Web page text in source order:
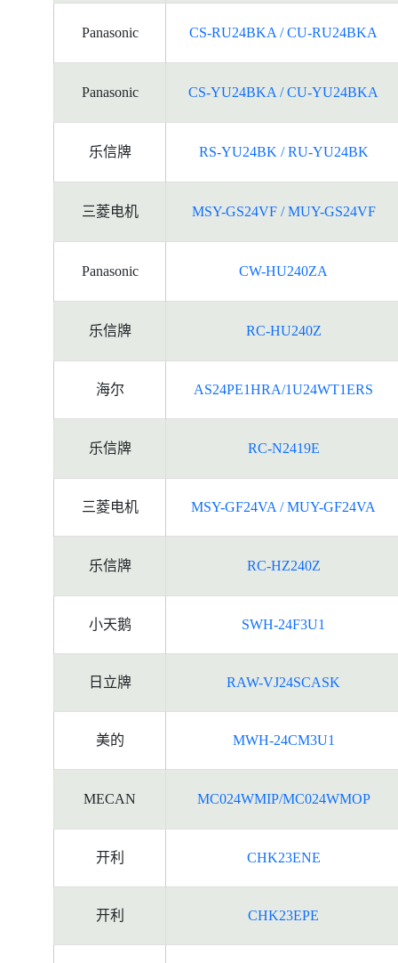
Panasonic CS-RU24BKA / CU-RU24BKA
Panasonic CS-YU24BKA / CU-YU24BKA
乐信牌 RS-YU24BK / RU-YU24BK
三菱电机 MSY-GS24VF / MUY-GS24VF
Panasonic CW-HU240ZA
乐信牌 RC-HU240Z
海尔 AS24PE1HRA/1U24WT1ERS
乐信牌 RC-N2419E
三菱电机 MSY-GF24VA / MUY-GF24VA
乐信牌 RC-HZ240Z
小天鹅 SWH-24F3U1
日立牌 RAW-VJ24SCASK
美的 MWH-24CM3U1
MECAN MC024WMIP/MC024WMOP
开利 CHK23ENE
开利 CHK23EPE